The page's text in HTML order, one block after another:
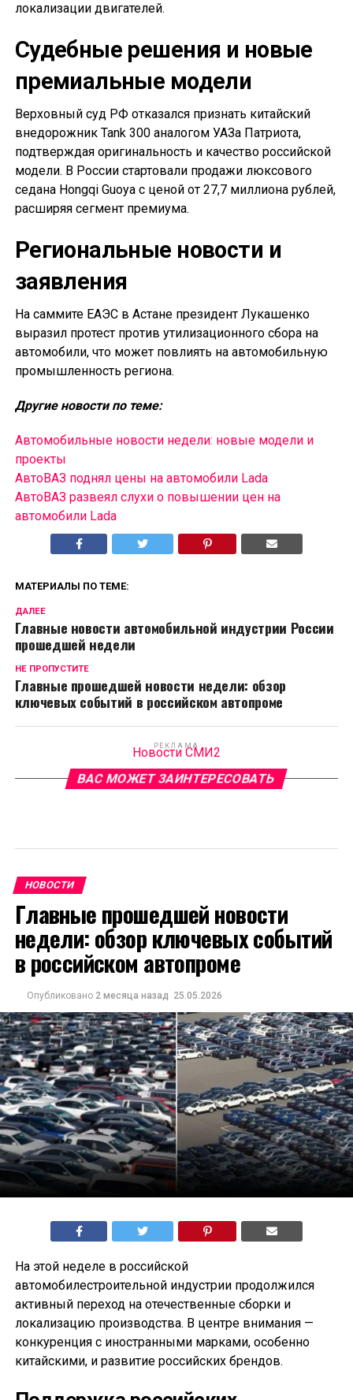
локализации двигателей.
Судебные решения и новые
премиальные модели
Верховный суд РФ отказался признать китайский
внедорожник Tank 300 аналогом УАЗа Патриота,
подтверждая оригинальность и качество российской
модели. В России стартовали продажи люксового
седана Hongqi Guoya с ценой от 27,7 миллиона рублей,
расширяя сегмент премиума.
Региональные новости и
заявления
На саммите ЕАЭС в Астане президент Лукашенко
выразил протест против утилизационного сбора на
автомобили, что может повлиять на автомобильную
промышленность региона.
Другие новости по теме:
Автомобильные новости недели: новые модели и
проекты
АвтоВАЗ поднял цены на автомобили Lada
АвтоВАЗ развеял слухи о повышении цен на
автомобили Lada
МАТЕРИАЛЫ ПО ТЕМЕ:
ДАЛЕЕ
Главные новости автомобильной индустрии России
прошедшей недели
НЕ ПРОПУСТИТЕ
Главные прошедшей новости недели: обзор
ключевых событий в российском автопроме
РЕКЛАМА
Новости СМИ2
ВАС МОЖЕТ ЗАИНТЕРЕСОВАТЬ
НОВОСТИ
Главные прошедшей новости
недели: обзор ключевых событий
в российском автопроме
Опубликовано 2 месяца назад 25.05.2026
На этой неделе в российской
автомобилестроительной индустрии продолжился
активный переход на отечественные сборки и
локализацию производства. В центре внимания —
конкуренция с иностранными марками, особенно
китайскими, и развитие российских брендов.